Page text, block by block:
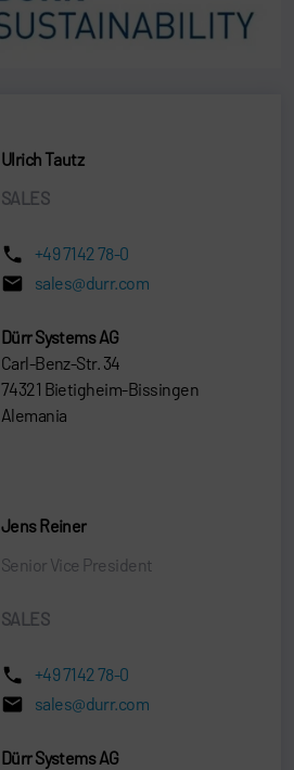
Ulrich Tautz
SALES
+49 7142 78-0
sales@durr.com
Dürr Systems AG
Carl-Benz-Str. 34
74321 Bietigheim-Bissingen
Alemania
Jens Reiner
Senior Vice President
SALES
+49 7142 78-0
sales@durr.com
Dürr Systems AG